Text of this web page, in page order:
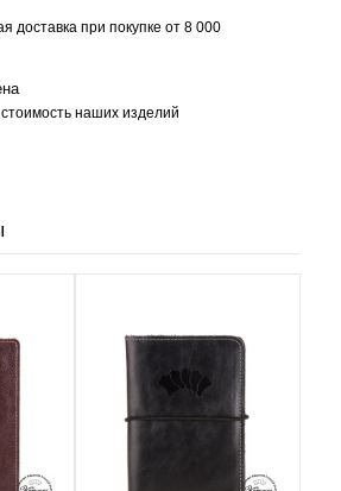
доставка при покупке от 8 000
наших изделий